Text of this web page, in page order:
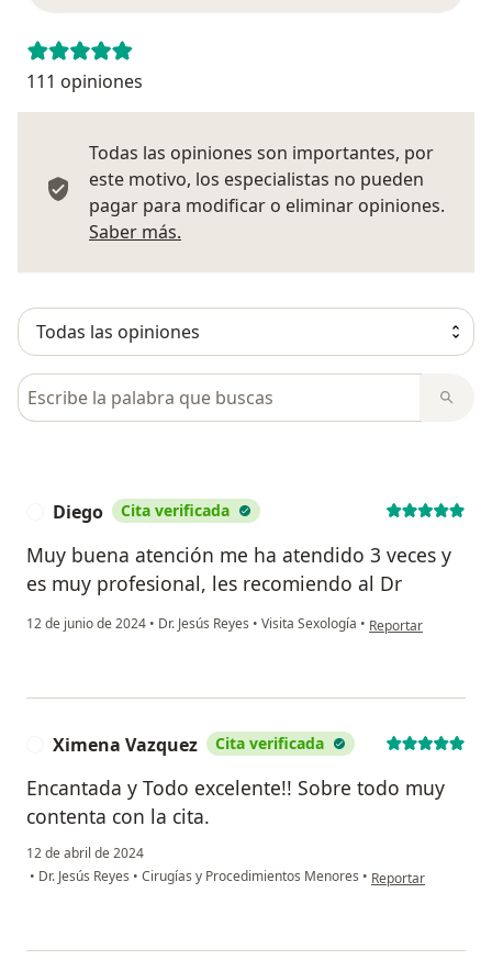
111 opiniones
Todas las opiniones son importantes, por
este motivo, los especialistas no pueden
pagar para modificar o eliminar opiniones.
Saber más.
Busca en opiniones
Diego Cita verificada
Muy buena atención me ha atendido 3 veces y
es muy profesional, les recomiendo al Dr
12 de junio de 2024 • Dr. Jesús Reyes • Visita Sexología • en opinión del
Reportar
Ximena Vazquez Cita verificada
Encantada y Todo excelente!! Sobre todo muy
contenta con la cita.
12 de abril de 2024
• Dr. Jesús Reyes • Cirugías y Procedimientos Menores • en opinión del
Reportar